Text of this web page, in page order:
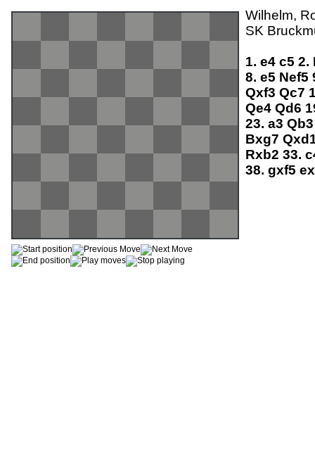
Wilhelm,
SK
1. e4 c5 2.
8. e5 Nef5
Qxf3 Qc7
Qe4 Qd6
23. a3
Bxg7
Rxb2 33.
38. gxf5